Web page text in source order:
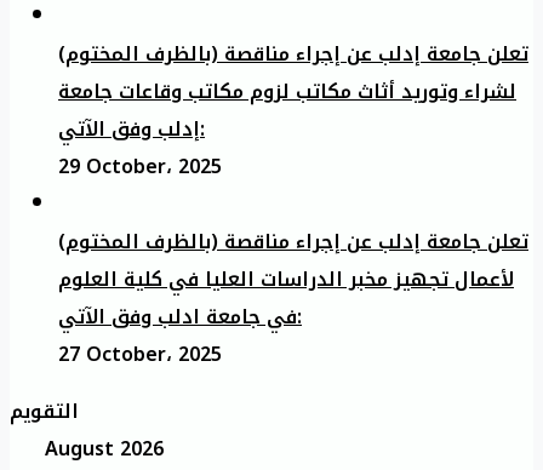
تعلن جامعة إدلب عن إجراء مناقصة (بالظرف المختوم)
لشراء وتوريد أثاث مكاتب لزوم مكاتب وقاعات جامعة
إدلب وفق الآتي:
29 October، 2025
تعلن جامعة إدلب عن إجراء مناقصة (بالظرف المختوم)
لأعمال تجهيز مخبر الدراسات العليا في كلية العلوم
في جامعة ادلب وفق الآتي:
27 October، 2025
التقويم
August 2026